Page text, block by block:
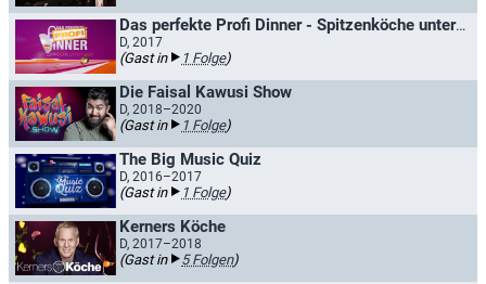
Das perfekte Profi Dinner - Spitzenköche unter sich
D, 2017
(Gast in 1 Folge)
Die Faisal Kawusi Show
D, 2018–2020
(Gast in 1 Folge)
The Big Music Quiz
D, 2016–2017
(Gast in 1 Folge)
Kerners Köche
D, 2017–2018
(Gast in 5 Folgen)